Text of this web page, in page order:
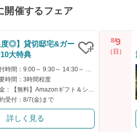
開催するフェア
度◎】貸切邸宅&ガー
大特典
受付時間：9:00～ 9:30～ 14:30～ 14:45～ 18:00～
時間：3時間程度
料金：【無料】Amazonギフト＆シェフ厳選の特別試食付き
受付：8/7(金)まで
詳しく見る
8/9
（日）